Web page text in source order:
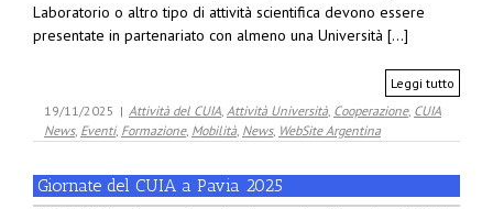
Laboratorio o altro tipo di attività scientifica devono essere
presentate in partenariato con almeno una Università [...]
Leggi tutto
19/11/2025 | Attività del CUIA, Attività Università, Cooperazione, CUIA
News, Eventi, Formazione, Mobilità, News, WebSite Argentina
Giornate del CUIA a Pavia 2025